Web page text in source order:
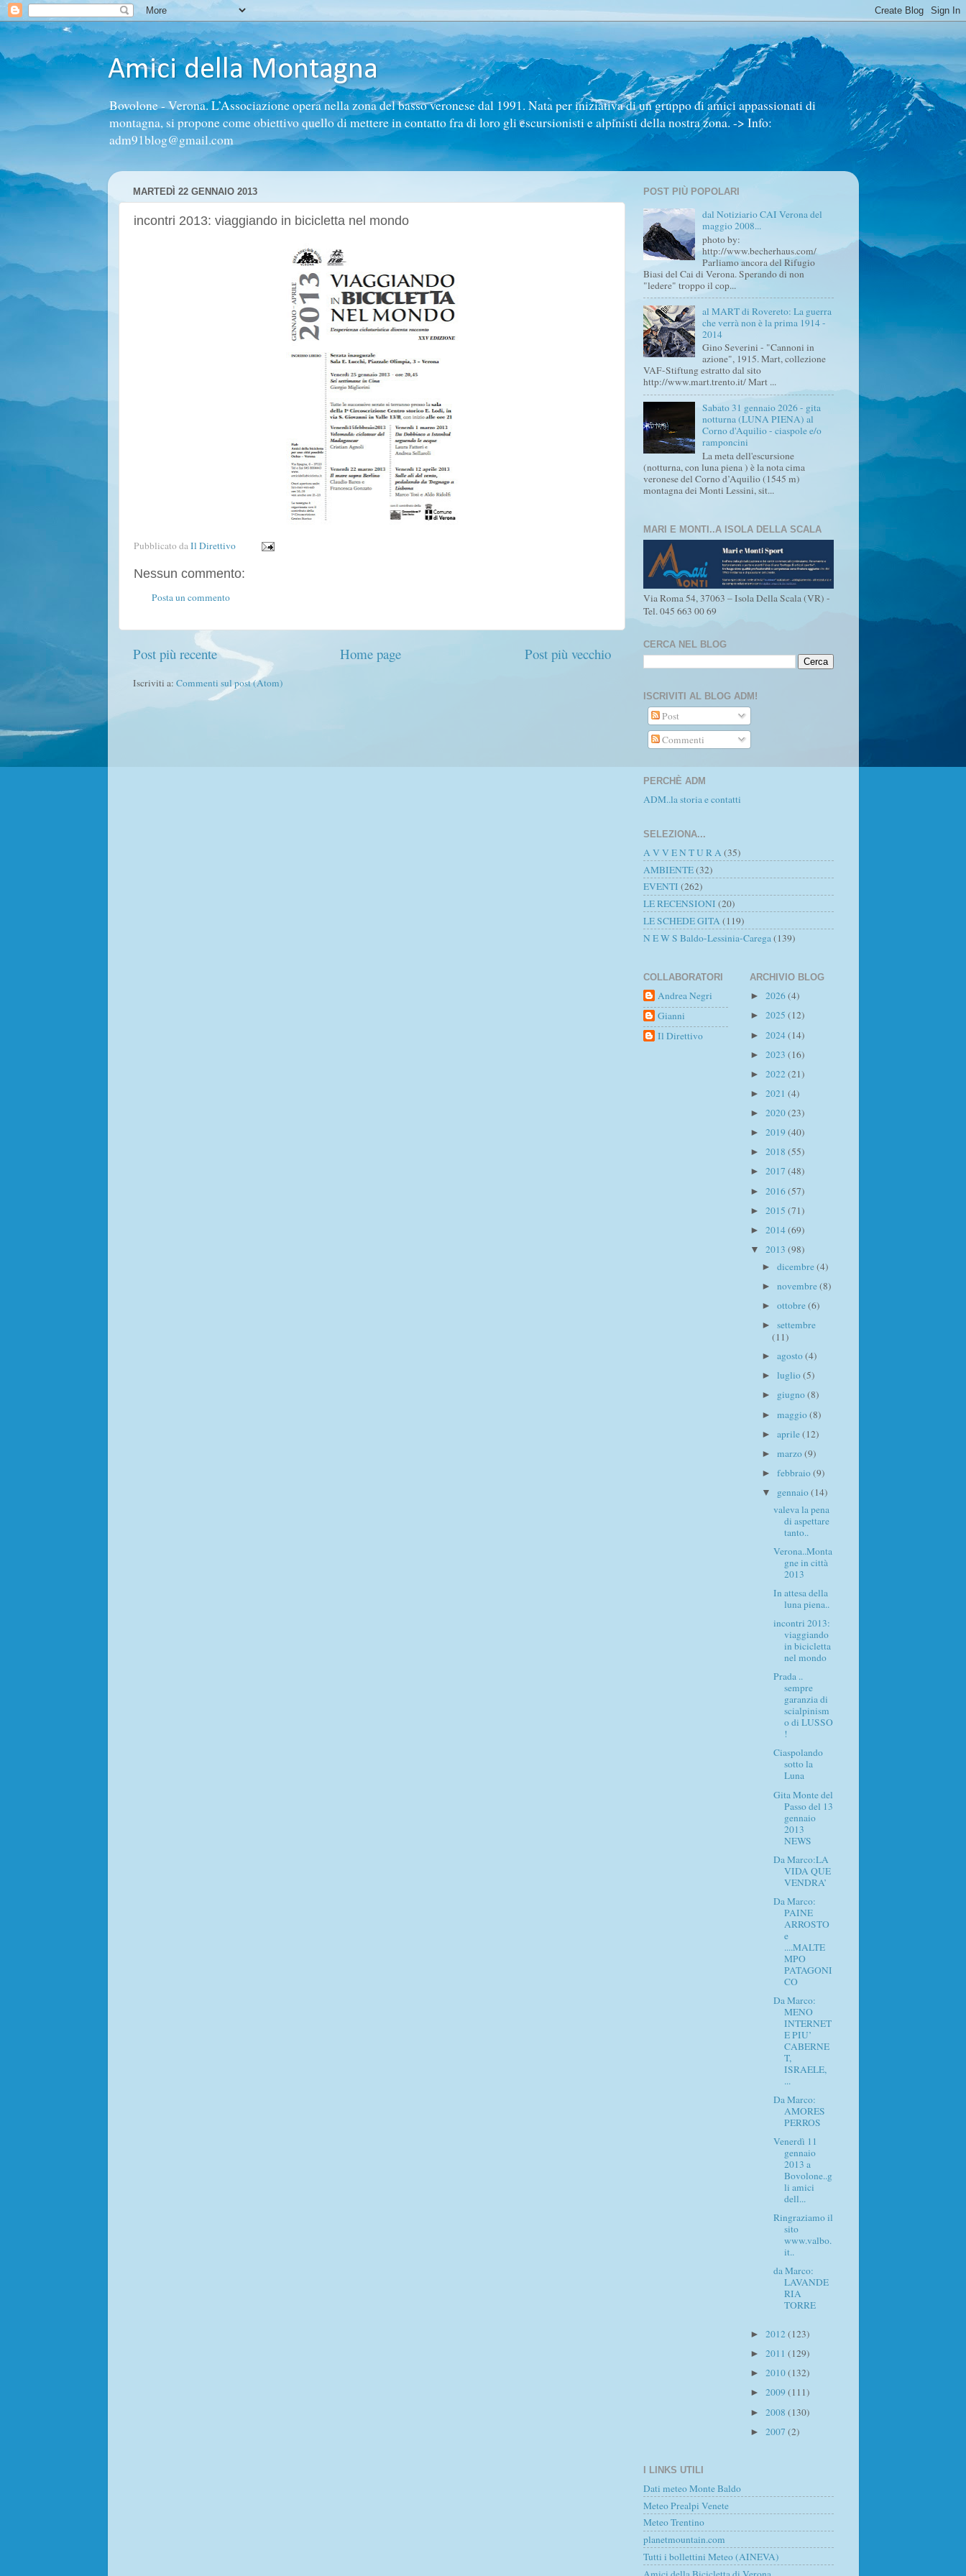
Amici della Montagna
Bovolone - Verona. L’Associazione opera nella zona del basso veronese dal 1991. Nata per iniziativa di un gruppo di amici appassionati di
montagna, si propone come obiettivo quello di mettere in contatto fra di loro gli escursionisti e alpinisti della nostra zona. -> Info:
adm91blog@gmail.com
MARTEDÌ 22 GENNAIO 2013
incontri 2013: viaggiando in bicicletta nel mondo
Pubblicato daIl Direttivo
Nessun commento:
Posta un commento
Post più recente Post più vecchio
Home page
Iscriviti a: Commenti sul post (Atom)
POST PIÙ POPOLARI
dal Notiziario CAI Verona del
maggio 2008...
photo by:
http://www.becherhaus.com/
Parliamo ancora del Rifugio
Biasi del Cai di Verona. Sperando di non
"ledere" troppo il cop...
al MART di Rovereto: La guerra
che verrà non è la prima 1914 -
2014
Gino Severini - "Cannoni in
azione", 1915. Mart, collezione
VAF-Stiftung estratto dal sito
http://www.mart.trento.it/ Mart ...
Sabato 31 gennaio 2026 - gita
notturna (LUNA PIENA) al
Corno d'Aquilio - ciaspole e/o
ramponcini
La meta dell'escursione
(notturna, con luna piena ) è la nota cima
veronese del Corno d’Aquilio (1545 m)
montagna dei Monti Lessini, sit...
MARI E MONTI..A ISOLA DELLA SCALA
Via Roma 54, 37063 – Isola Della Scala (VR) -
Tel. 045 663 00 69
CERCA NEL BLOG
ISCRIVITI AL BLOG ADM!
Post
Commenti
PERCHÈ ADM
ADM..la storia e contatti
SELEZIONA...
A V V E N T U R A (35)
AMBIENTE(32)
EVENTI (262)
LE RECENSIONI (20)
LE SCHEDE GITA (119)
N E W S Baldo-Lessinia-Carega (139)
COLLABORATORI
Andrea Negri
Gianni
Il Direttivo
ARCHIVIO BLOG
► 2026(4)
► 2025 (12)
► 2024(14)
► 2023 (16)
► 2022 (21)
► 2021 (4)
► 2020(23)
► 2019 (40)
► 2018 (55)
► 2017 (48)
► 2016(57)
► 2015 (71)
► 2014(69)
▼ 2013 (98)
► dicembre(4)
► novembre(8)
► ottobre(6)
► settembre
(11)
► agosto(4)
► luglio(5)
► giugno(8)
► maggio(8)
► aprile(12)
► marzo(9)
► febbraio(9)
▼ gennaio(14)
valeva la pena
di aspettare
tanto..
Verona..Monta
gne in città
2013
In attesa della
luna piena..
incontri 2013:
viaggiando
in bicicletta
nel mondo
Prada ..
sempre
garanzia di
scialpinism
o di LUSSO
!
Ciaspolando
sotto la
Luna
Gita Monte del
Passo del 13
gennaio
2013
NEWS
Da Marco:LA
VIDA QUE
VENDRA’
Da Marco:
PAINE
ARROSTO
e
....MALTE
MPO
PATAGONI
CO
Da Marco:
MENO
INTERNET
E PIU’
CABERNE
T,
ISRAELE,
...
Da Marco:
AMORES
PERROS
Venerdì 11
gennaio
2013 a
Bovolone..g
li amici
dell...
Ringraziamo il
sito
www.valbo.
it..
da Marco:
LAVANDE
RIA
TORRE
► 2012 (123)
► 2011 (129)
► 2010(132)
► 2009 (111)
► 2008 (130)
► 2007 (2)
I LINKS UTILI
Dati meteo Monte Baldo
Meteo Prealpi Venete
Meteo Trentino
planetmountain.com
Tutti i bollettini Meteo (AINEVA)